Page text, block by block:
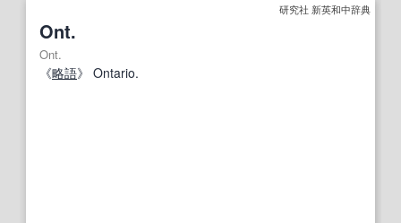
研究社 新英和中辞典
Ont.
Ont.
《略語》 Ontario.